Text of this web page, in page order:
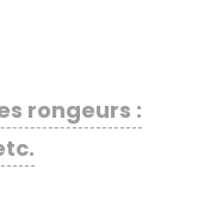
rongeurs :